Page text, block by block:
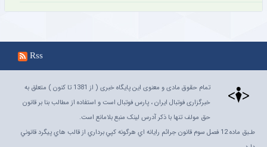
Rss
تمام حقوق مادی و معنوی این پایگاه خبری ( از 1381 تا کنون ) متعلق به
خبرگزاری فوتبال ایران ، پارس فوتبال است و استفاده از مطالب بنا بر قانون
حق مولف تنها با ذکر آدرس لینک منبع بلامانع است.
طـبق ماده 12 فصل سوم قانون جرائم رايانه اي هرگونه کپي برداري از قالب هاي پيگرد قانوني